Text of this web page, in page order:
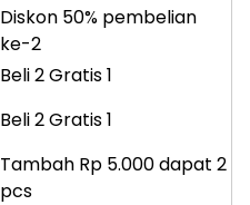
Diskon 50% pembelian
ke-2
Beli 2 Gratis 1
Beli 2 Gratis 1
Tambah Rp 5.000 dapat 2
pcs